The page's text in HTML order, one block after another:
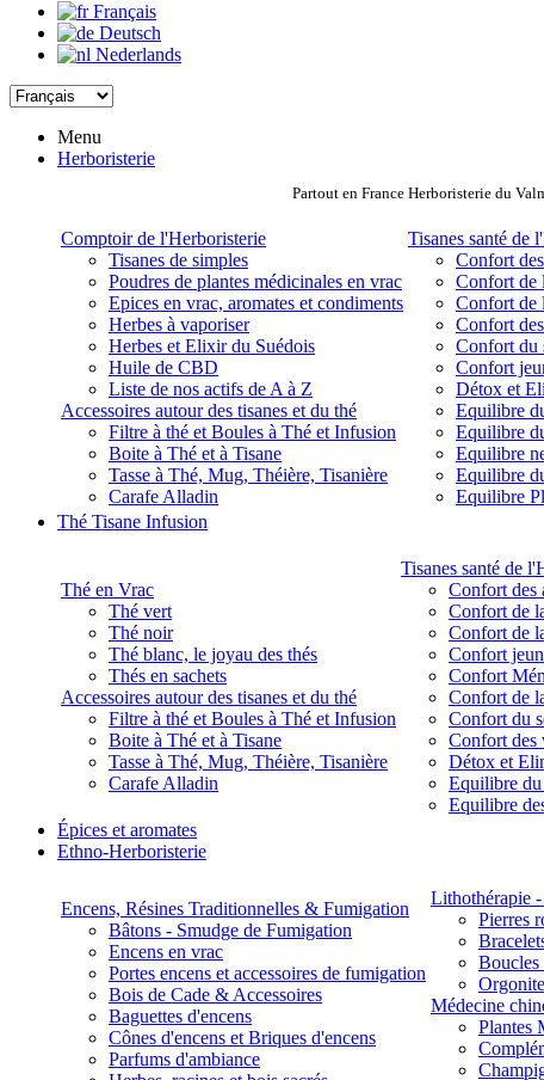
Français
Deutsch
Nederlands
Menu
Herboristerie
Partout en France Herboristerie du
Comptoir de l'Herboristerie
Tisanes de simples
Poudres de plantes médicinales en vrac
Epices en vrac, aromates et condiments
Herbes à vaporiser
Herbes et Elixir du Suédois
Huile de CBD
Liste de nos actifs de A à Z
Accessoires autour des tisanes et du thé
Filtre à thé et Boules à Thé et Infusion
Boite à Thé et à Tisane
Tasse à Thé, Mug, Théière, Tisanière
Carafe Alladin
Tisanes santé de
Confort
Confort de
Confort de
Confort
Confort du
Confort
Détox et
Equilibre
Equilibre
Equilibre
Equilibre
Equilibre
Thé Tisane Infusion
Thé en Vrac
Thé vert
Thé noir
Thé blanc, le joyau des thés
Thés en sachets
Accessoires autour des tisanes et du thé
Filtre à thé et Boules à Thé et Infusion
Boite à Thé et à Tisane
Tasse à Thé, Mug, Théière, Tisanière
Carafe Alladin
Tisanes santé de
Confort des
Confort de
Confort de
Confort
Confort
Confort de
Confort du
Confort des
Détox et
Equilibre du
Equilibre
Épices et aromates
Ethno-Herboristerie
Encens, Résines Traditionnelles & Fumigation
Bâtons - Smudge de Fumigation
Encens en vrac
Portes encens et accessoires de fumigation
Bois de Cade & Accessoires
Baguettes d'encens
Cônes d'encens et Briques d'encens
Parfums d'ambiance
Lithothérapie -
Pierres
Boucles
Médecine
Plantes